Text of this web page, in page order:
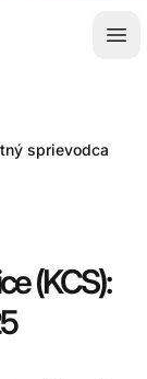
sprievodca
(KCS):